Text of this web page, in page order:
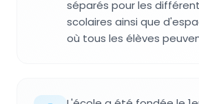
séparés pour les
scolaires ainsi que
où tous les élèves